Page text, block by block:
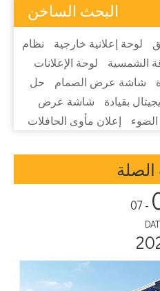
البحث الساخن
لوحة إعلانية خارجية
نظام
الشمسية
لوحة الإعلانات
شاشة عرض الصمام
حل
بقيادة
شاشة عرض
الضوء إعلان مأوى الحافلات
الصلة
- 07